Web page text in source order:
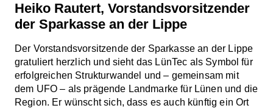
Heiko Rautert, Vorstandsvorsitzender
der Sparkasse an der Lippe
Der Vorstandsvorsitzende der Sparkasse an der Lippe
gratuliert herzlich und sieht das LünTec als Symbol für
erfolgreichen Strukturwandel und – gemeinsam mit
dem UFO – als prägende Landmarke für Lünen und die
Region. Er wünscht sich, dass es auch künftig ein Ort